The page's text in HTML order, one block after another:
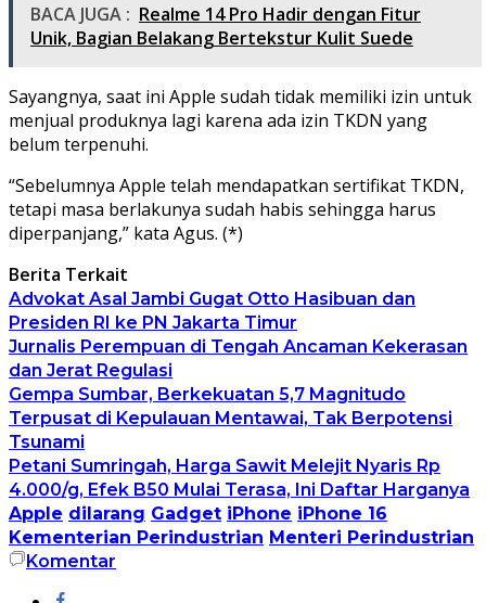
BACA JUGA : Realme 14 Pro Hadir dengan Fitur
Unik, Bagian Belakang Bertekstur Kulit Suede
Sayangnya, saat ini Apple sudah tidak memiliki izin untuk
menjual produknya lagi karena ada izin TKDN yang
belum terpenuhi.
“Sebelumnya Apple telah mendapatkan sertifikat TKDN,
tetapi masa berlakunya sudah habis sehingga harus
diperpanjang,” kata Agus. (*)
Berita Terkait
Advokat Asal Jambi Gugat Otto Hasibuan dan
Presiden RI ke PN Jakarta Timur
Jurnalis Perempuan di Tengah Ancaman Kekerasan
dan Jerat Regulasi
Gempa Sumbar, Berkekuatan 5,7 Magnitudo
Terpusat di Kepulauan Mentawai, Tak Berpotensi
Tsunami
Petani Sumringah, Harga Sawit Melejit Nyaris Rp
4.000/g, Efek B50 Mulai Terasa, Ini Daftar Harganya
Apple dilarang Gadget iPhone iPhone 16
Kementerian Perindustrian Menteri Perindustrian
Komentar